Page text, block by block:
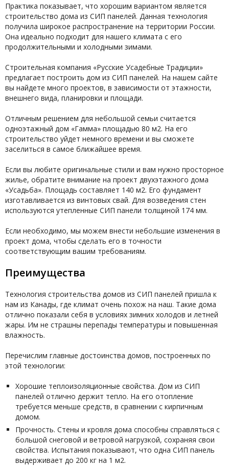
Практика показывает, что хорошим вариантом является
строительство дома из СИП панелей. Данная технология
получила широкое распространение на территории России.
Она идеально подходит для нашего климата с его
продолжительными и холодными зимами.
Строительная компания «Русские Усадебные Традиции»
предлагает построить дом из СИП панелей. На нашем сайте
вы найдете много проектов, в зависимости от этажности,
внешнего вида, планировки и площади.
Отличным решением для небольшой семьи считается
одноэтажный дом «Гамма» площадью 80 м2. На его
строительство уйдет немного времени и вы сможете
заселиться в самое ближайшее время.
Если вы любите оригинальные стили и вам нужно просторное
жилье, обратите внимание на проект двухэтажного дома
«Усадьба». Площадь составляет 140 м2. Его фундамент
изготавливается из винтовых свай. Для возведения стен
используются утепленные СИП панели толщиной 174 мм.
Если необходимо, мы можем внести небольшие изменения в
проект дома, чтобы сделать его в точности
соответствующим вашим требованиям.
Преимущества
Технология строительства домов из СИП панелей пришла к
нам из Канады, где климат очень похож на наш. Такие дома
отлично показали себя в условиях зимних холодов и летней
жары. Им не страшны перепады температуры и повышенная
влажность.
Перечислим главные достоинства домов, построенных по
этой технологии:
Хорошие теплоизоляционные свойства. Дом из СИП
панелей отлично держит тепло. На его отопление
требуется меньше средств, в сравнении с кирпичным
домом.
Прочность. Стены и кровля дома способны справляться с
большой снеговой и ветровой нагрузкой, сохраняя свои
свойства. Испытания показывают, что одна СИП панель
выдерживает до 200 кг на 1 м2.